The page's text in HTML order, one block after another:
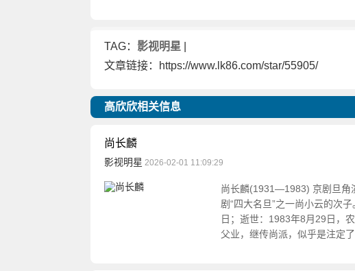
TAG： 影视明星
文章链接：https://www.lk86.com/star/55905/
高欣欣相关信息
尚长麟
影视明星 2026-02-01 11:09:29
尚长麟(1931—1983) 京剧旦角
剧“四大名旦”之一尚小云的次
日；逝世：1983年8月29日，
父业，继传尚派，似乎是注定